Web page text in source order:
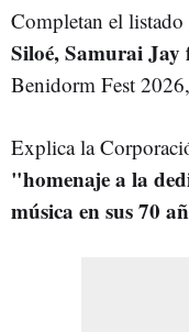
Completan el listado
Siloé, Samurai
Benidorm Fest 2026,
Explica la
"homenaje a la
música en sus 70